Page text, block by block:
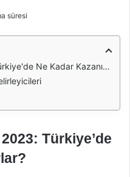
süresi
Ne Kadar Kazanıyorlar?
Türkiye’de